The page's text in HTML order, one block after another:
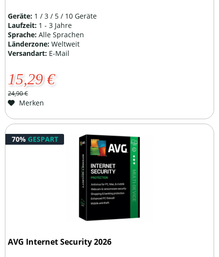
Geräte: 1 / 3 / 5 / 10 Geräte
Laufzeit: 1 - 3 Jahre
Sprache:Alle Sprachen
Länderzone:Weltweit
Versandart: E-Mail
15,29 €
24,90 €
Merken
70% GESPART
AVG Internet Security 2026